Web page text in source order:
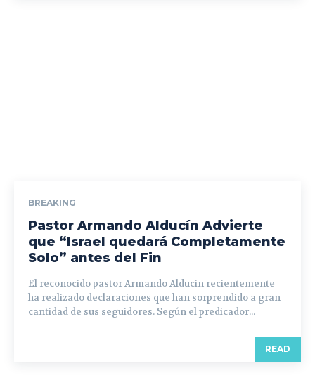
BREAKING
Pastor Armando Alducín Advierte
que “Israel quedará Completamente
Solo” antes del Fin
El reconocido pastor Armando Alducin recientemente
ha realizado declaraciones que han sorprendido a gran
cantidad de sus seguidores. Según el predicador...
READ